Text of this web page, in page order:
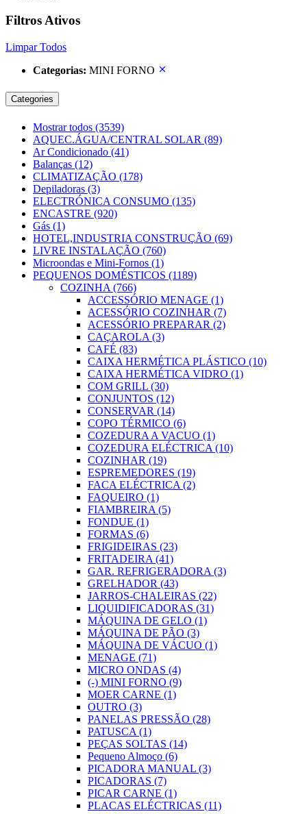
Filtros Ativos
Limpar Todos
Categorias: MINI FORNO
Categories
Mostrar todos (3539)
AQUEC.ÁGUA/CENTRAL SOLAR (89)
Ar Condicionado (41)
Balanças (12)
CLIMATIZAÇÃO (178)
Depiladoras (3)
ELECTRÓNICA CONSUMO (135)
ENCASTRE (920)
Gás (1)
HOTEL,INDUSTRIA CONSTRUÇÃO (69)
LIVRE INSTALAÇÃO (760)
Microondas e Mini-Fornos (1)
PEQUENOS DOMÉSTICOS (1189)
COZINHA (766)
ACCESSÓRIO MENAGE (1)
ACESSÓRIO COZINHAR (7)
ACESSÓRIO PREPARAR (2)
CAÇAROLA (3)
CAFÉ (83)
CAIXA HERMÉTICA PLÁSTICO (10)
CAIXA HERMÉTICA VIDRO (1)
COM GRILL (30)
CONJUNTOS (12)
CONSERVAR (14)
COPO TÉRMICO (6)
COZEDURA A VACUO (1)
COZEDURA ELÉCTRICA (10)
COZINHAR (19)
ESPREMEDORES (19)
FACA ELÉCTRICA (2)
FAQUEIRO (1)
FIAMBREIRA (5)
FONDUE (1)
FORMAS (6)
FRIGIDEIRAS (23)
FRITADEIRA (41)
GAR. REFRIGERADORA (3)
GRELHADOR (43)
JARROS-CHALEIRAS (22)
LIQUIDIFICADORAS (31)
MÁQUINA DE GELO (1)
MÁQUINA DE PÃO (3)
MÁQUINA DE VÁCUO (1)
MENAGE (71)
MICRO ONDAS (4)
(-) MINI FORNO (9)
MOER CARNE (1)
OUTRO (3)
PANELAS PRESSÃO (28)
PATUSCA (1)
PEÇAS SOLTAS (14)
Pequeno Almoço (6)
PICADORA MANUAL (3)
PICADORAS (7)
PICAR CARNE (1)
PLACAS ELÉCTRICAS (11)